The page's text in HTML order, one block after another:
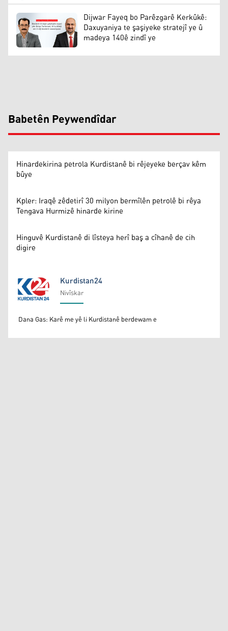
Dijwar Fayeq bo Parêzgarê Kerkûkê:
Daxuyaniya te şaşiyeke stratejî ye û
madeya 140ê zindî ye
Babetên Peywendîdar
Hinardekirina petrola Kurdistanê bi rêjeyeke berçav kêm
bûye
Kpler: Iraqê zêdetirî 30 milyon bermîlên petrolê bi rêya
Tengava Hurmizê hinarde kirine
Hinguvê Kurdistanê di lîsteya herî baş a cîhanê de cih
digire
Kurdistan24
Kurdistan24
Nivîskar
Dana Gas: Karê me yê li Kurdistanê berdewam e